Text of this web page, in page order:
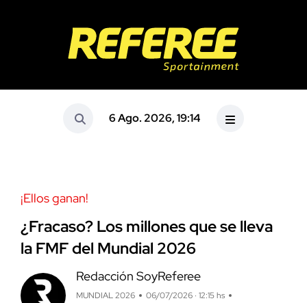
6 Ago. 2026, 19:14
¡Ellos ganan!
¿Fracaso? Los millones que se lleva
la FMF del Mundial 2026
Redacción SoyReferee
MUNDIAL 2026 06/07/2026 · 12:15 hs